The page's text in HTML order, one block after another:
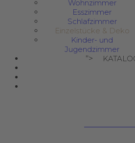
Wohnzimmer
Esszimmer
Schlafzimmer
Einzelstücke & Deko
Kinder- und
Jugendzimmer
">